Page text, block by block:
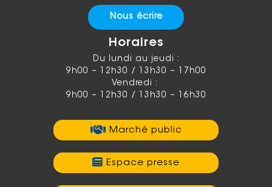
Nous écrire
Horaires
Du lundi au jeudi :
9h00 – 12h30 / 13h30 – 17h00
Vendredi :
9h00 – 12h30 / 13h30 – 16h30
Marché public
Espace presse